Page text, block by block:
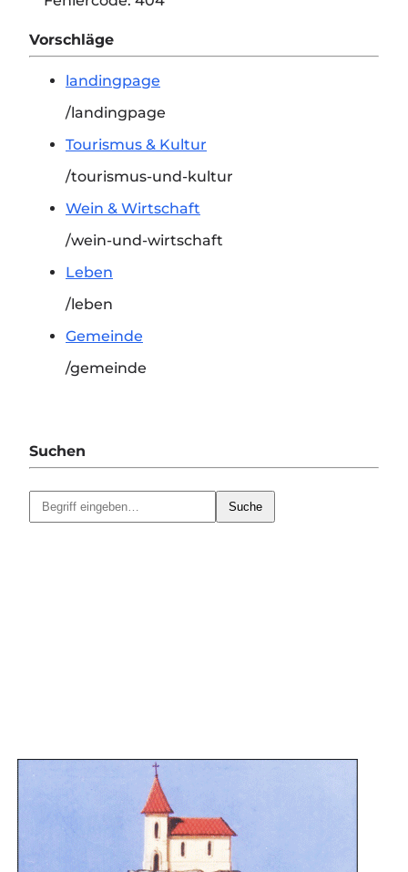
Vorschläge
landingpage
/landingpage
Tourismus & Kultur
/tourismus-und-kultur
Wein & Wirtschaft
/wein-und-wirtschaft
Leben
/leben
Gemeinde
/gemeinde
Suchen
Suche